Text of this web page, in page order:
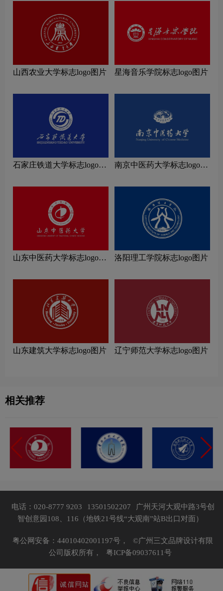
山西农业大学标志logo图片 星海音乐学院标志logo图片
石家庄铁道大学标志logo图
南京中医药大学标志logo图
山东中医药大学标志logo图
洛阳理工学院标志logo图片
山东建筑大学标志logo图片 辽宁师范大学标志logo图片
相关推荐
电话：020-8777 9203 13501502207
广州天河大观中路3号创
智创意园108、116（地铁21号线“大观南”站B出口对面）
粤公网安备：44010402001197号，
©广州三文品牌设计有限
公司版权所有，
粤ICP备09037611号